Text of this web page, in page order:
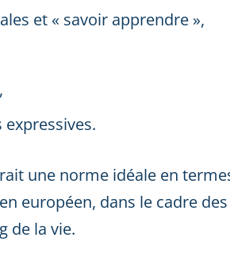
et « savoir apprendre »,
une norme idéale en
européen, dans le cadre
de la vie.